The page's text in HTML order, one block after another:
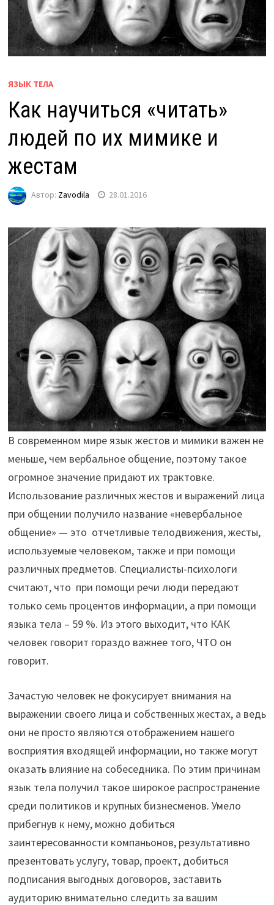
ЯЗЫК ТЕЛА
Как научиться «читать»
людей по их мимике и
жестам
Автор: Zavodila 28.01.2016
В современном мире язык жестов и мимики важен не
меньше, чем вербальное общение, поэтому такое
огромное значение придают их трактовке.
Использование различных жестов и выражений лица
при общении получило название «невербальное
общение» — это отчетливые телодвижения, жесты,
используемые человеком, также и при помощи
различных предметов. Специалисты-психологи
считают, что при помощи речи люди передают
только семь процентов информации, а при помощи
языка тела – 59 %. Из этого выходит, что КАК
человек говорит гораздо важнее того, ЧТО он
говорит.
Зачастую человек не фокусирует внимания на
выражении своего лица и собственных жестах, а ведь
они не просто являются отображением нашего
восприятия входящей информации, но также могут
оказать влияние на собеседника. По этим причинам
язык тела получил такое широкое распространение
среди политиков и крупных бизнесменов. Умело
прибегнув к нему, можно добиться
заинтересованности компаньонов, результативно
презентовать услугу, товар, проект, добиться
подписания выгодных договоров, заставить
аудиторию внимательно следить за вашим